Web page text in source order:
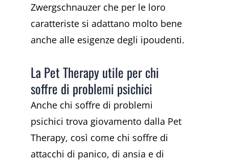
Zwergschnauzer che per le loro
caratteriste si adattano molto bene
anche alle esigenze degli ipoudenti.
La Pet Therapy utile per chi
soffre di problemi psichici
Anche chi soffre di problemi
psichici trova giovamento dalla Pet
Therapy, così come chi soffre di
attacchi di panico, di ansia e di